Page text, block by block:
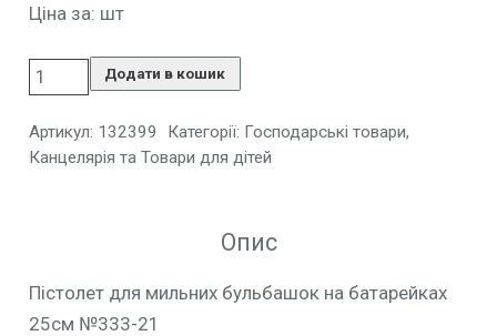
Ціна за: шт
Додати в кошик
Артикул: 132399 Категорії: Господарські товари,
Канцелярія та Товари для дітей
Опис
Пістолет для мильних бульбашок на батарейках
25см №333-21